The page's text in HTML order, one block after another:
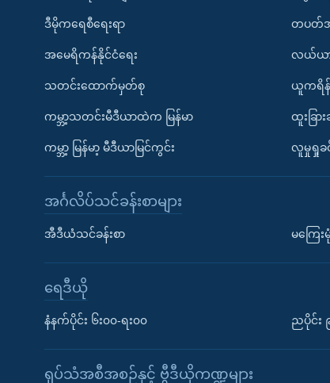
ဒီမိုကရေစီရေးရာ
အမေရိကန်နိုင်ငံရေး
သတင်းထောက်မှတ်စု
ကမ္ဘာ့သတင်းမီဒီယာထဲက မြန်မာ
ကမ္ဘာ့ မြန်မာ့ မီဒီယာမြင်ကွင်း
တပတ်အ
လယ်ယာ
ယူကရိန်း
ထူးခြာ
လူမှုရှုခ
အင်္ဂလိပ်သင်ခန်းစာများ
အီဒီယံသင်ခန်းစာ မကြေ
ရေဒီယို
နံနက်ပိုင်း ၆း၀၀-ရး၀၀ ညပိုင်း
ရုပ်သံအစီအစဉ်နှင့် ဗွီဒီယိုကဏ္ဍများ